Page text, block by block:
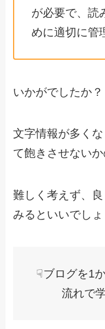
が必要で、読
めに適切に管
いかがでしたか？
文字情報が多く
て飽きさせない
難しく考えず、
みるといいでしょ
☟ブログを1
流れで